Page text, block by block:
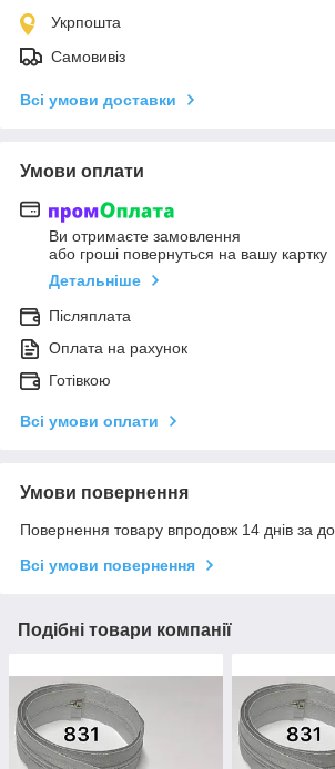
Укрпошта
Самовивіз
Всі умови доставки
Умови оплати
Ви отримаєте замовлення
або гроші повернуться на вашу картку
Детальніше
Післяплата
Оплата на рахунок
Готівкою
Всі умови оплати
Умови повернення
Повернення товару впродовж 14 днів за
Всі умови повернення
Подібні товари компанії